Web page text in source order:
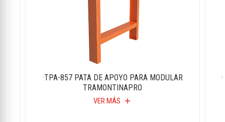
·TPA-857 PATA DE APOYO PARA MODULAR
TRAMONTINAPRO
VER MÁS add